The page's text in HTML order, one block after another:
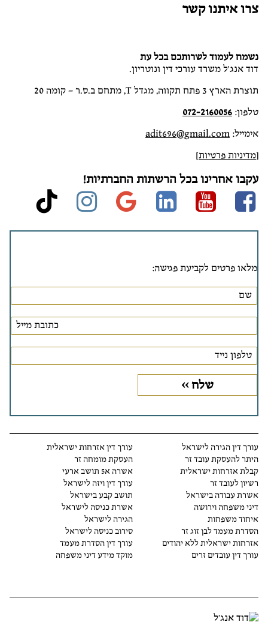
צרו איתנו קשר
נשמח לעמוד לשרותכם בכל עת
דוד אנג'ל משרד עורכי דין ונוטריון.
תוצרת הארץ 3 פתח תקווה, מגדל T, מתחם ב.ס.ר – קומה 20
טלפון: 072-2160056
אימייל: adit696@gmail.com
[מדיניות פרטיות]
עקבו אחרינו בכל הרשתות החברתיות!
Facebook
Youtube
linkedin
google
מלאו פרטים לקביעת פגישה:
עורך דין הגירה לישראל
היתר להעסקת עובד זר
קבלת אזרחות ישראלית
רשיון לעובד זר
אשרת עבודה בישראל
דיני משפחה וירושה
איחוד משפחות
הסדרת מעמד לבן זוג זר
אזרחות ישראלית ללא יהודים
עורך דין עובדים זרים
עורך דין אזרחות ישראלית
העסקת מומחה זר
אשרה א5 תושב ארעי
עורך דין ויזה לישראל
תושב קבע בישראל
אשרת כניסה לישראל
הגירה לישראל
סירוב כניסה לישראל
עורך דין הסדרת מעמד
מוקד מידע דיני משפחה